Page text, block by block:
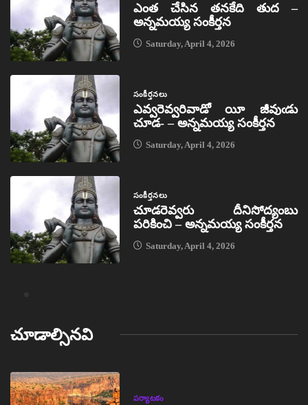
ఎంత చేసిన తనకేది తుద –
అన్నమయ్య సంకీర్తన
Saturday, April 4, 2026
సంకీర్తనలు
ఎవ్వరెవ్వరివాడో యీ జీవుఁడు
చూడ- – అన్నమయ్య సంకీర్తన
Saturday, April 4, 2026
సంకీర్తనలు
చూడరెవ్వరు దీనిసోద్యంబు
పరికించి – అన్నమయ్య సంకీర్తన
Saturday, April 4, 2026
చూడాల్సినవి
పర్యాటకం